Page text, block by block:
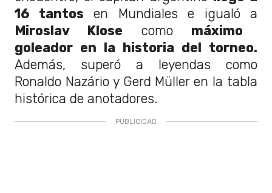
16 tantos en Mundiales e igualó a
Miroslav Klose como máximo
goleador en la historia del torneo.
Además, superó a leyendas como
Ronaldo Nazário y Gerd Müller en la tabla
histórica de anotadores.